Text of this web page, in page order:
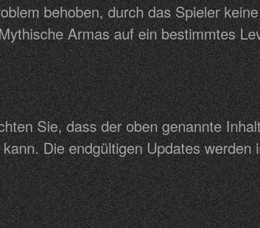
behoben, durch das Spieler
Armas auf ein
Sie, dass der oben genannte
Die endgültigen Updates werden